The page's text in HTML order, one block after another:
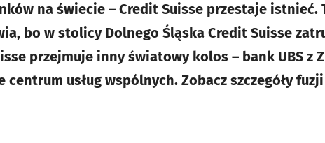
na świecie – Credit Suisse przestaje istnieć.
bo w stolicy Dolnego Śląska Credit Suisse
przejmuje inny światowy kolos – bank UBS z
centrum usług wspólnych. Zobacz szczegóły